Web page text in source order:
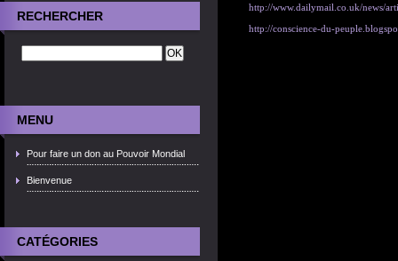
RECHERCHER
MENU
Pour faire un don au Pouvoir Mondial
Bienvenue
CATÉGORIES
http://www.dailymail.co.uk/news/
http://conscience-du-